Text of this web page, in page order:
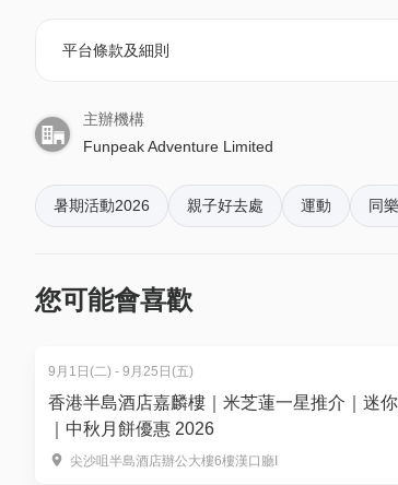
📅 可選時間：
【8月營】 8月12日(三) 至 8月14日(五) 【
兩日一夜【水上初體驗】
夏日精華水上歷奇特訓！教授基礎獨木舟
友在極高安全系數的環境下與海洋接觸，
【7月營】 7月27日(一) 至 7月28日(二) 【
【8月營】 8月10日(一) 至 8月11日(二) 【
單日【戶外體驗營】
超高彈性的戶外精華放電營！每日解鎖不
最精采的戶外項目。家長可根據小朋友的
📅 可選日期：（任選一天）
4. 我預訂了活動，但還沒收到確認電郵，
5. 下單後，我可以修改訂單或申請退款嗎？
訂單確認後，不設修改及退款，如需更多
6. 如何賺取及使用 01 積分？
平台條款及細則
主辦機構
Funpeak Adventure Limited
暑期活動2026 親子好去處 運動 同樂
您可能會喜歡
9月1日(二) - 9月25日(五)
香港半島酒店嘉麟樓｜米芝蓮一星推介｜迷
｜中秋月餅優惠 2026
尖沙咀半島酒店辦公大樓6樓漢口廳I